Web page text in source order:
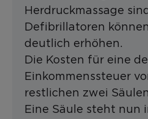
Herdruckmassage
Defibrillatoren
deutlich erhöhen.
Die Kosten für eine
Einkommenssteuer
restlichen zwei
Eine Säule steht nun